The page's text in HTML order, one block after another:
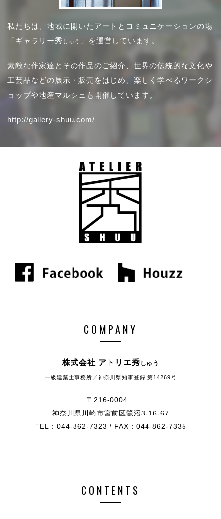
私たちは、地域に開いたアートとコミュニケーションの場
「ギャラリー秀 しゅう 」を運営しています。
素敵な作家達とその作品のご紹介、世界の伝統的な文化や
工芸品などの展示・販売をはじめ、楽しく学べるワークシ
ョップや地産マルシェも開催しています。
http://gallery-shuu.com/
COMPANY
株式会社 アトリエ秀 しゅう
一級建築士事務所／神奈川県知事登録 第14269号
〒216-0004
神奈川県川崎市宮前区鷺沼3-16-67
TEL：044-862-7323 / FAX：044-862-7335
CONTENTS